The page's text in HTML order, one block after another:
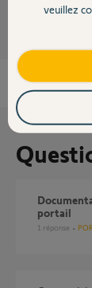
Contact
Documentation technique d'une ancienne motorisation de
portail
1 réponse
veuillez